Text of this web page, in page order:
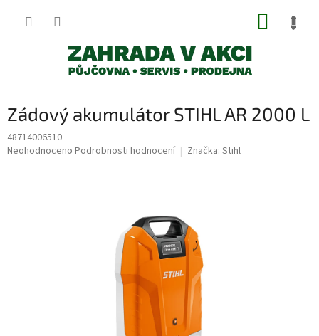
Zádový akumulátor STIHL AR 2000 L
48714006510
Průměrné
Neohodnoceno Podrobnosti hodnocení Značka: Stihl